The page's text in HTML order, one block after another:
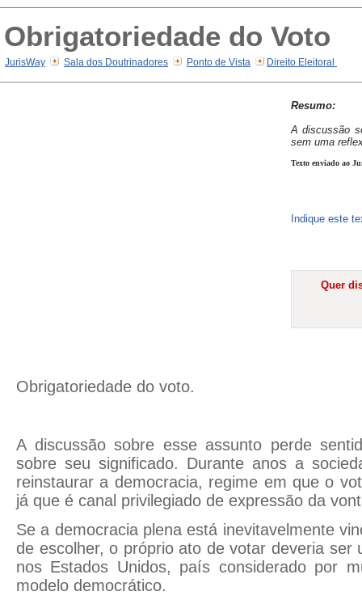
Obrigatoriedade do Voto
JurisWay Sala dos Doutrinadores Ponto de Vista Direito Eleitoral
Resumo:
A discussão
sem uma
Texto enviado ao
Indique este
Quer
Obrigatoriedade do voto.
A discussão sobre esse assunto perde
sobre seu significado. Durante anos a
reinstaurar a democracia, regime em que o
já que é canal privilegiado de expressão da
Se a democracia plena está inevitavelmente
de escolher, o próprio ato de votar deveria ser
nos Estados Unidos, país considerado por
modelo democrático.